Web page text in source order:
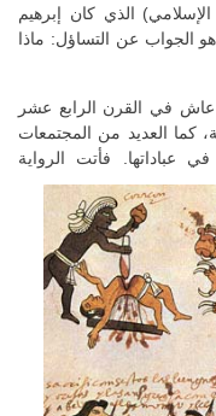
الذي كان إبرهيم
هو الجواب عن التساؤل: ماذا
عاش في القرن الرابع عشر
كما العديد من المجتمعات
عباداتها. فأتت الرواية